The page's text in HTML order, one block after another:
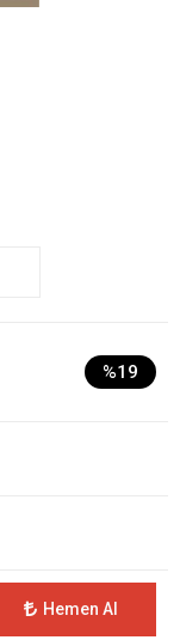
%19
Hemen Al